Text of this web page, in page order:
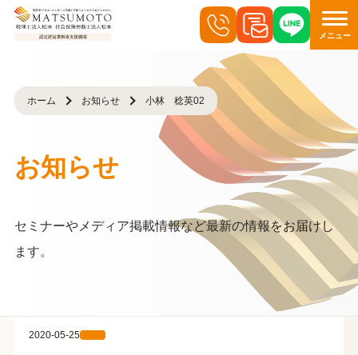
メニュー
ホーム お知らせ 小林 稔英02
お知らせ
セミナーやメディア掲載情報など最新の情報をお届けし
ます。
2020-05-25